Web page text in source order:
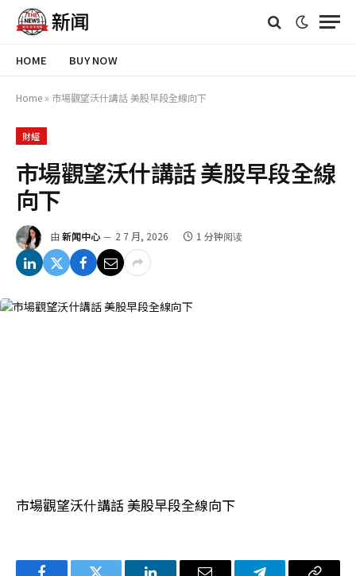
HOME BUY NOW
Home » 市場觀望沃什講話 美股早段全線向下
財經
市場觀望沃什講話 美股早段全線
向下
由 新闻中心 2 7 月, 2026 1 分钟阅读
市場觀望沃什講話 美股早段全線向下